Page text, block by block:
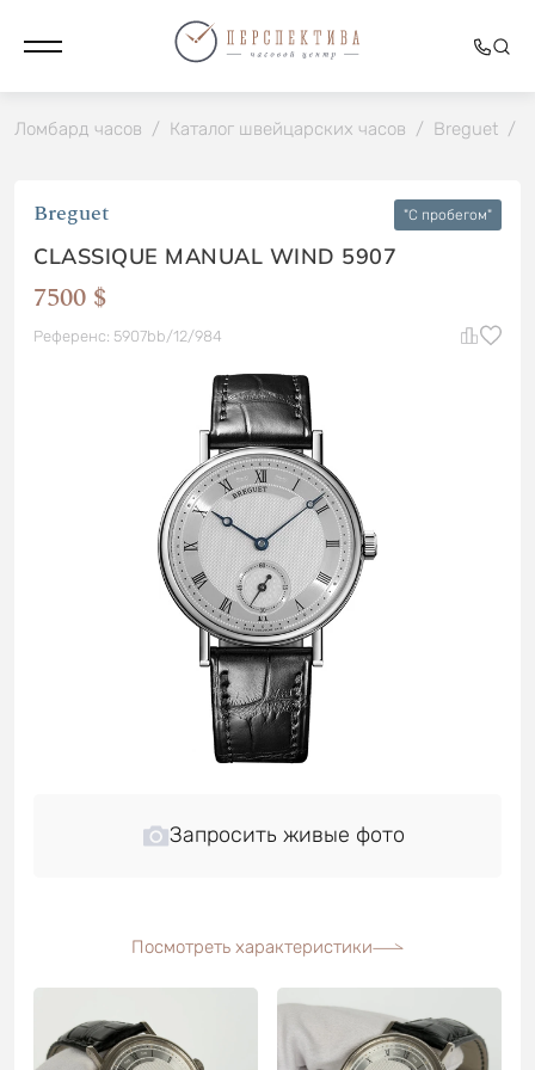
Ломбард часов / Каталог швейцарских часов / Breguet /
Breguet "C пробегом"
CLASSIQUE MANUAL WIND 5907
7500 $
Референс: 5907bb/12/984
Запросить живые фото
Посмотреть характеристики